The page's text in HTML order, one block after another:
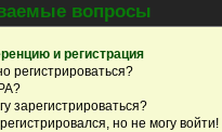
вопросы
и регистрация
регистрироваться?
зарегистрироваться?
но не могу войти!